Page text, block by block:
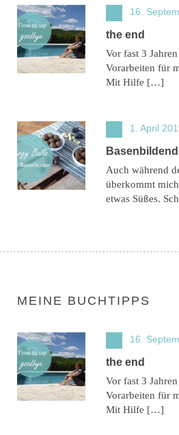
16.
the end
Vor fast 3
Vorarbeiten für
Mit Hilfe […]
1. April
Auch während
überkommt
etwas Süßes.
MEINE BUCHTIPPS
16.
the end
Vor fast 3
Vorarbeiten für
Mit Hilfe […]